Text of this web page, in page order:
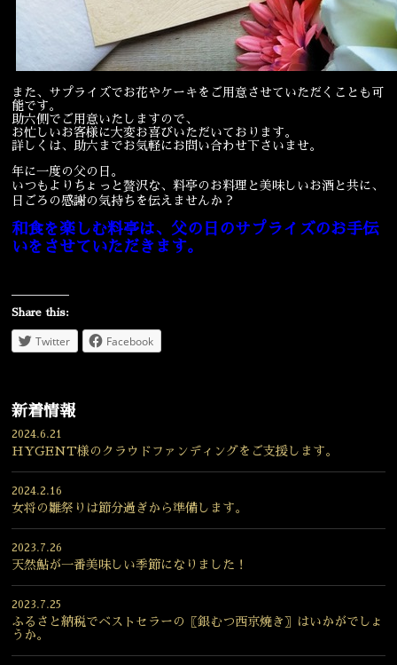
また、サプライズでお花やケーキをご用意させていただくことも可
能です。
助六側でご用意いたしますので、
お忙しいお客様に大変お喜びいただいております。
詳しくは、助六までお気軽にお問い合わせ下さいませ。
年に一度の父の日。
いつもよりちょっと贅沢な、料亭のお料理と美味しいお酒と共に、
日ごろの感謝の気持ちを伝えませんか？
和食を楽しむ料亭は、父の日のサプライズのお手伝
いをさせていただきます。
Share this:
Twitter Facebook
新着情報
2024.6.21
HYGENT様のクラウドファンディングをご支援します。
2024.2.16
女将の雛祭りは節分過ぎから準備します。
2023.7.26
天然鮎が一番美味しい季節になりました！
2023.7.25
ふるさと納税でベストセラーの〖銀むつ西京焼き〗はいかがでしょ
うか。